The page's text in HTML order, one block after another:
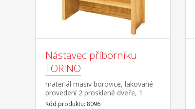
Nástavec příborníku
TORINO
materiál masiv borovice, lakované
provedení 2 prosklené dveře, 1
police nástavec příborníku 8095
Kód produktu: 8096